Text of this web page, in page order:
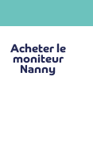
Acheterle
moniteur
Nanny